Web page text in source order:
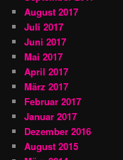
August 2017
Juli 2017
Juni 2017
Mai 2017
April 2017
März 2017
Februar 2017
Januar 2017
Dezember 2016
August 2015